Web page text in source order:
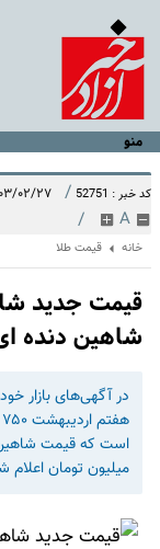
منو
کد خبر : 52751 / ۱۴۰۳/۰۲/۲۷
A
/
خانه قیمت طلا
شاهین دنده
میلیون تومان